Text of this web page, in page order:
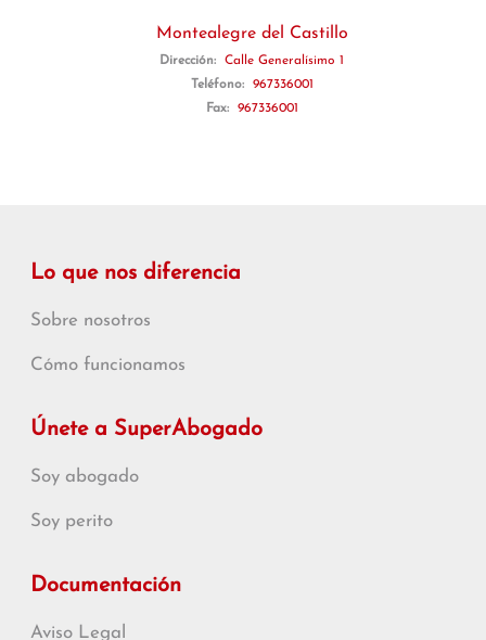
Montealegre del Castillo
Dirección:
Calle Generalísimo 1
Teléfono:
967336001
Fax:
967336001
Lo que nos diferencia
Sobre nosotros
Cómo funcionamos
Únete a SuperAbogado
Soy abogado
Soy perito
Documentación
Aviso Legal